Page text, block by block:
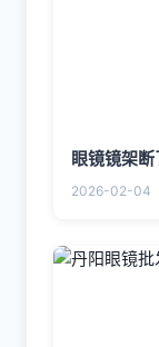
眼镜镜架断
2026-02-04